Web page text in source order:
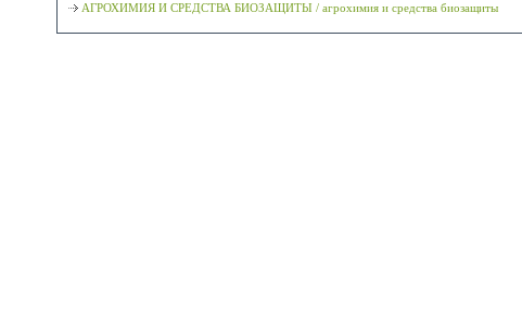
АГРОХИМИЯ И СРЕДСТВА БИОЗАЩИТЫ / агрохимия и средства биозащиты